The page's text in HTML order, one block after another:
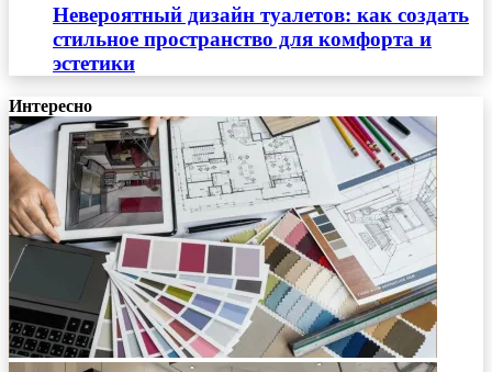
Невероятный дизайн туалетов: как создать
стильное пространство для комфорта и
эстетики
Интересно